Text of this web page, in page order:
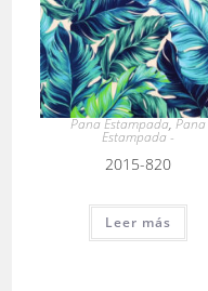
Pana Estampada,Pana
Estampada -
2015-820
Leer más